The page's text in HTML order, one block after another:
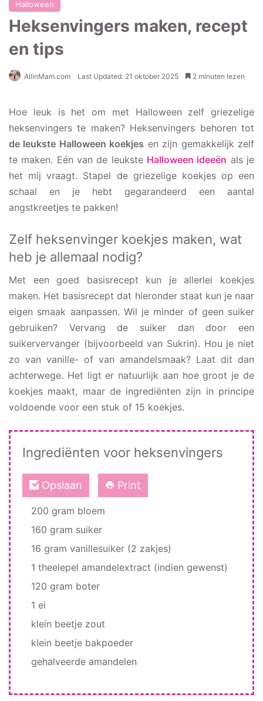
Halloween
Heksenvingers maken, recept
en tips
AllinMam.com Last Updated: 21 oktober 2025 2 minuten lezen
Hoe leuk is het om met Halloween zelf griezelige
heksenvingers te maken? Heksenvingers behoren tot
de leukste Halloween koekjes en zijn gemakkelijk zelf
te maken. Eén van de leukste Halloween ideeën als je
het mij vraagt. Stapel de griezelige koekjes op een
schaal en je hebt gegarandeerd een aantal
angstkreetjes te pakken!
Zelf heksenvinger koekjes maken, wat
heb je allemaal nodig?
Met een goed basisrecept kun je allerlei koekjes
maken. Het basisrecept dat hieronder staat kun je naar
eigen smaak aanpassen. Wil je minder of geen suiker
gebruiken? Vervang de suiker dan door een
suikervervanger (bijvoorbeeld van Sukrin). Hou je niet
zo van vanille- of van amandelsmaak? Laat dit dan
achterwege. Het ligt er natuurlijk aan hoe groot je de
koekjes maakt, maar de ingrediënten zijn in principe
voldoende voor een stuk of 15 koekjes.
Ingrediënten voor heksenvingers
Opslaan Print
200 gram bloem
160 gram suiker
16 gram vanillesuiker (2 zakjes)
1 theelepel amandelextract (indien gewenst)
120 gram boter
1 ei
klein beetje zout
klein beetje bakpoeder
gehalveerde amandelen